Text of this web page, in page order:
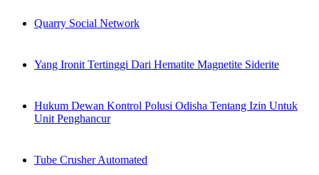
Quarry Social Network
Yang Ironit Tertinggi Dari Hematite Magnetite Siderite
Hukum Dewan Kontrol Polusi Odisha Tentang Izin Untuk
Unit Penghancur
Tube Crusher Automated